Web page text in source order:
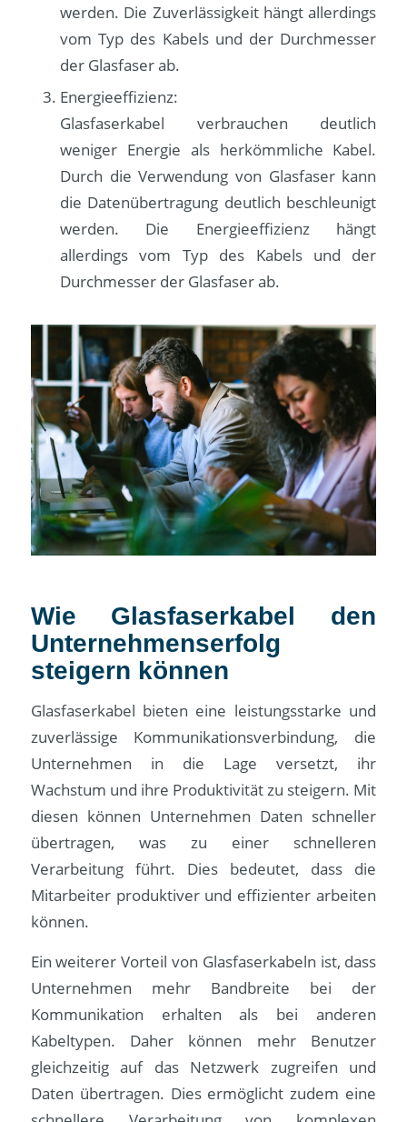
werden. Die Zuverlässigkeit hängt allerdings
vom Typ des Kabels und der Durchmesser
der Glasfaser ab.
Energieeffizienz:
Glasfaserkabel verbrauchen deutlich
weniger Energie als herkömmliche Kabel.
Durch die Verwendung von Glasfaser kann
die Datenübertragung deutlich beschleunigt
werden. Die Energieeffizienz hängt
allerdings vom Typ des Kabels und der
Durchmesser der Glasfaser ab.
Wie Glasfaserkabel den
Unternehmenserfolg
steigern können
Glasfaserkabel bieten eine leistungsstarke und
zuverlässige Kommunikationsverbindung, die
Unternehmen in die Lage versetzt, ihr
Wachstum und ihre Produktivität zu steigern. Mit
diesen können Unternehmen Daten schneller
übertragen, was zu einer schnelleren
Verarbeitung führt. Dies bedeutet, dass die
Mitarbeiter produktiver und effizienter arbeiten
können.
Ein weiterer Vorteil von Glasfaserkabeln ist, dass
Unternehmen mehr Bandbreite bei der
Kommunikation erhalten als bei anderen
Kabeltypen. Daher können mehr Benutzer
gleichzeitig auf das Netzwerk zugreifen und
Daten übertragen. Dies ermöglicht zudem eine